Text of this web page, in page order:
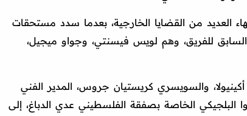
العديد من القضايا الخارجية، بعدما سدد مستحقات
للفريق، وهم لويس فيسنتي، وجواو ميجيل،
والسويسري كريستيان جروس، المدير الفني
البلجيكي الخاصة بصفقة الفلسطيني عدي الدباغ، إلى